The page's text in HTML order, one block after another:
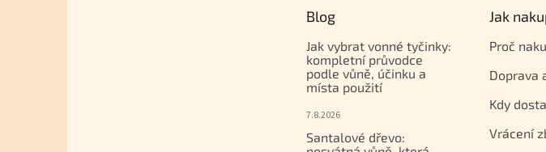
Blog
Jak vybrat vonné tyčinky:
kompletní průvodce
podle vůně, účinku a
místa použití
7.8.2026
Santalové dřevo:
Jak
Proč
Doprava
Kdy
Vrácení